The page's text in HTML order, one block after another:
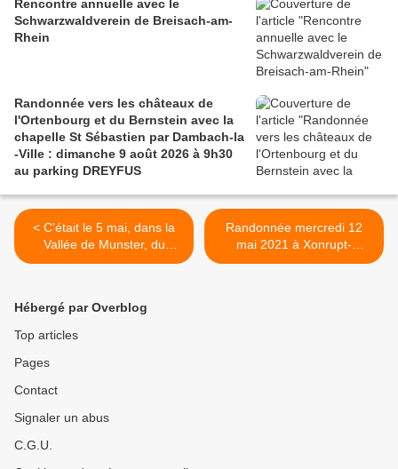
Rencontre annuelle avec le
Schwarzwaldverein de Breisach-am-
Rhein
Randonnée vers les châteaux de
l'Ortenbourg et du Bernstein avec la
chapelle St Sébastien par Dambach-la
-Ville : dimanche 9 août 2026 à 9h30
au parking DREYFUS
< C'était le 5 mai, dans la
Vallée de Munster, du
Hohrodberg vers le Lac du
Randonnée mercredi 12
mai 2021 à Xonrupt-
Longemer >
Hébergé par Overblog
Top articles
Pages
Contact
Signaler un abus
C.G.U.